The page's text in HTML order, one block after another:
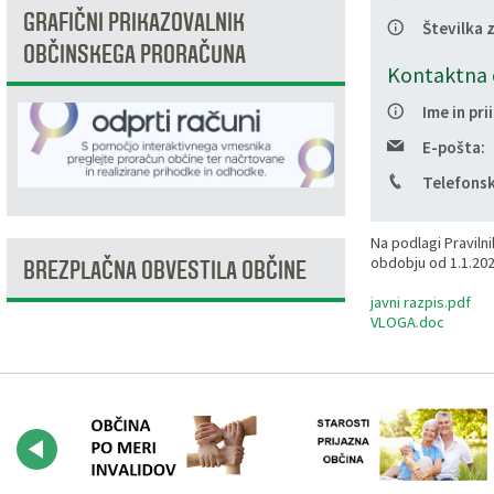
Številka
Kontaktna
Ime in
E-pošta:
Na podlagi
obdobju od
javni razpis.pdf
VLOGA.doc
GRAFIČNI PRIKAZOVALNIK
OBČINSKEGA PRORAČUNA
BREZPLAČNA OBVESTILA OBČINE
Razvojni programi
Kronologija občine
Fotogalerija
Predstavniki občine v svetih zavodov
Prijave in pobude
Splošni akti občine
Informacije javnega značaja
Lokalne volitve
Delovni čas zdravnikov
Društva
Lokacije defibrilatorjev
Ceniki